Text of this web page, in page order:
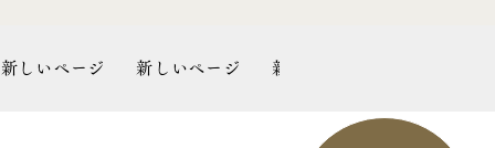
新しいページ 新しいページ 新しいページ